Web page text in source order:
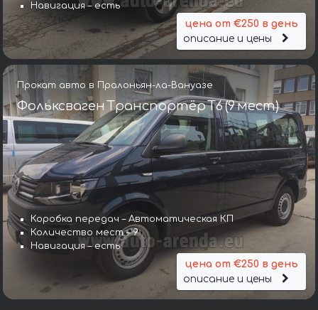
Навигация – есть
цена от €250 в день
описание и цены
Прокат авто в Пралоньян-ла-Вануазе
Фольксваген Транспортёр T6 (9 мест)
Коробка передач – Автоматическая КП
Количество мест – 9
Навигация – есть
цена от €250 в день
описание и цены